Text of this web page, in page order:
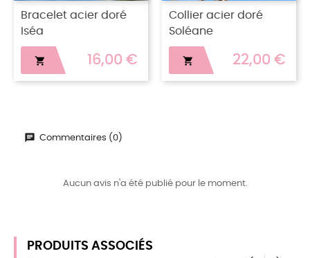
Bracelet acier doré
Iséa
 16,00 €
Collier acier doré
Soléane
 22,00 €
Commentaires (0)
Aucun avis n'a été publié pour le moment.
PRODUITS ASSOCIÉS